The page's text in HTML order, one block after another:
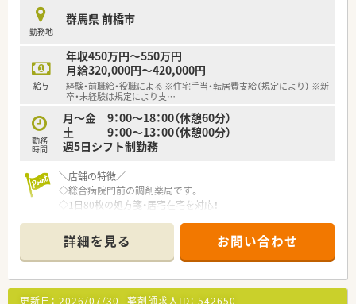
スペシャリストとして専門性の追求はもちろんのこと、
エリア長や調剤リーダーといった店舗を統括する管理職や、
本部のサポート管理職へのステップアップなど
それぞれの志向にあわせたキャリアがございます♪
社内研修やeラーニングも充実しており、
スキルに自信のない方でもスムーズに業務習得いただけます！
＼企業の特徴／
全都道府県に約600店舗以上の調剤薬局を展開しています。
☆最先端の知識を学べる環境があります！
同社がより力を入れているのが、
各分野に合わせた設備整備や研修制度の導入などを進め、薬剤師
が成長できる環境を整えています。
また学び得た知識・経験を資格取得に繋げた際にしっかりと評
手当として月50,000円の支給がございます。
☆安心して長く働ける福利厚生制度！
働きやすさを追求した職場環境と、
ライフステージに合わせた福利厚生を充実させています。
ひとり暮らしの方や子育てをしながら働く方など、
様々なサポートございます！
結婚や出産などのライフステージに変化がある際など、
安心して働き続けることが可能です。
勤務地
群馬県 前橋市
給与
年収450万円～550万円
月給320,000円～420,000円
経験・前職給・役職による ※住宅手当・転居費支給（規定により） ※新
卒・未経験は規定により支…
勤務
時間
月～金 9：00～18：00（休憩60分）
土 9：00～13：00（休憩00分）
週5日シフト制勤務
＼店舗の特徴／
◇総合病院門前の調剤薬局です。
◇1日80枚の処方箋・居宅在宅を対応！
業務に専念できる環境がございます。
◇居宅在宅への積極対応はもちろんのころ、
トレーシングレポートの提出や
健康イベントも積極的に対応されています！
◇スキルUPしたい方、経験を積みたい方にオススメ！
詳細を見る お問い合わせ
更新日： 2026/07/30 薬剤師求人ID： 542650